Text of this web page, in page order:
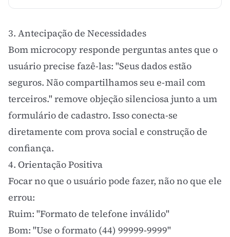
3. Antecipação de Necessidades
Bom microcopy responde perguntas antes que o
usuário precise fazê-las: "Seus dados estão
seguros. Não compartilhamos seu e-mail com
terceiros." remove objeção silenciosa junto a um
formulário de cadastro. Isso conecta-se
diretamente comprova sociale construção de
confiança.
4. Orientação Positiva
Focar no que o usuário pode fazer, não no que ele
errou:
Ruim: "Formato de telefone inválido"
Bom: "Use o formato (44) 99999-9999"